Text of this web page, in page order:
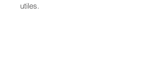
utiles.